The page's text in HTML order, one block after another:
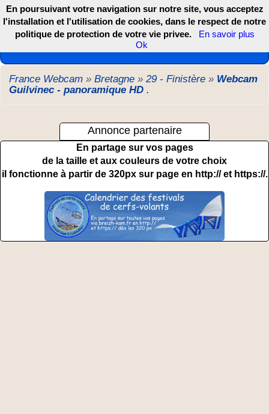
Les webcams de France, DOM TOM et COM
France Webcam » Bretagne » 29 - Finistère » Webcam
Guilvinec - panoramique HD .
Annonce partenaire
En partage sur vos pages
de la taille et aux couleurs de votre choix
il fonctionne à partir de 320px sur page en http:// et https://.
En poursuivant votre navigation sur notre site, vous acceptez
l'installation et l'utilisation de cookies, dans le respect de notre
politique de protection de votre vie privee.
En savoir plus
Ok